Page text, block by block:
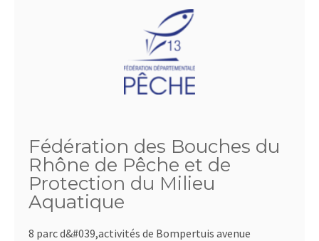
Fédération des Bouches du
Rhône de Pêche et de
Protection du Milieu
Aquatique
8 parc d&#039,activités de Bompertuis avenue